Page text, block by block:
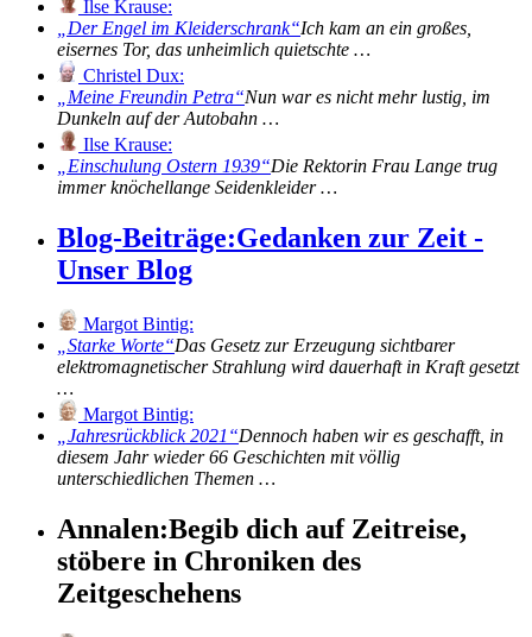
Ilse Krause:
Der Engel im Kleiderschrank Ich kam an ein großes,
eisernes Tor, das unheimlich quietschte …
Christel Dux:
Meine Freundin Petra Nun war es nicht mehr lustig, im
Dunkeln auf der Autobahn …
Ilse Krause:
Einschulung Ostern 1939 Die Rektorin Frau Lange trug
immer knöchellange Seidenkleider …
Blog-Beiträge:Gedanken zur Zeit -
Unser Blog
Margot Bintig:
Starke Worte Das Gesetz zur Erzeugung sichtbarer
elektromagnetischer Strahlung wird dauerhaft in Kraft gesetzt
…
Margot Bintig:
Jahresrückblick 2021 Dennoch haben wir es geschafft, in
diesem Jahr wieder 66 Geschichten mit völlig
unterschiedlichen Themen …
Annalen:Begib dich auf Zeitreise,
stöbere in Chroniken des
Zeitgeschehens